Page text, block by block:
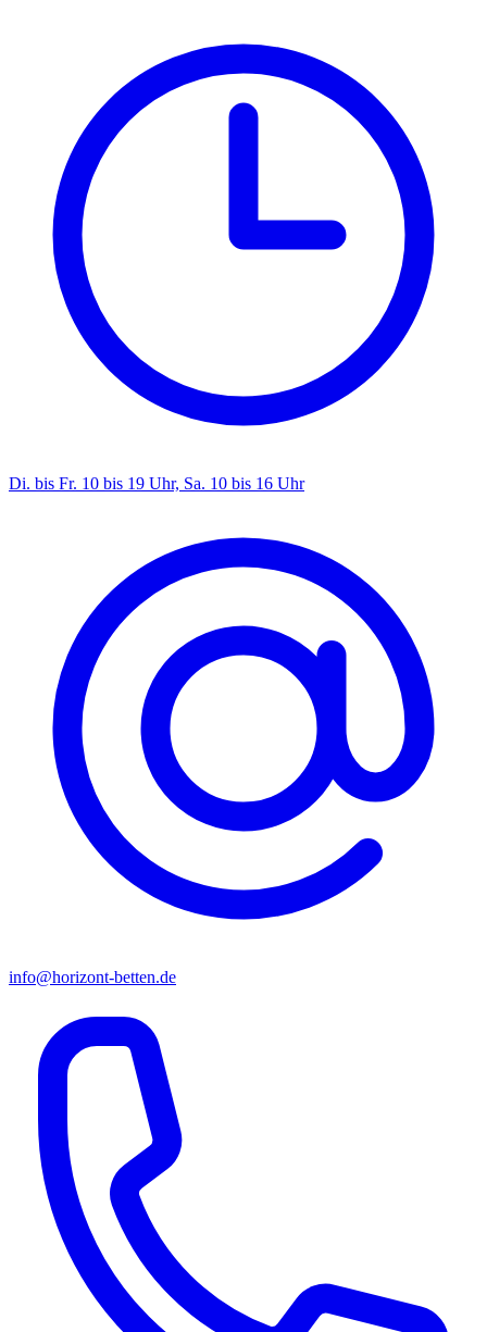
Di. bis Fr. 10 bis 19 Uhr, Sa. 10 bis 16 Uhr
info@horizont-betten.de